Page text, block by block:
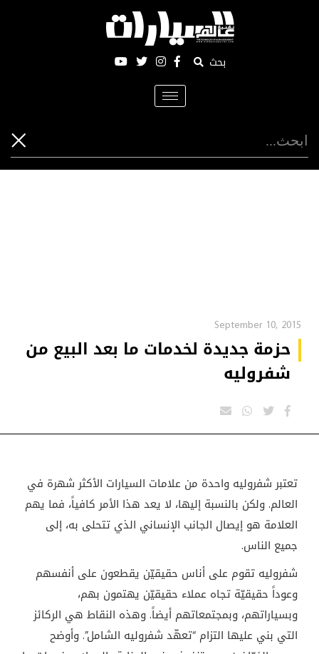
بحث
Toggle
navigation
September 10, 2015
حزمة جديدة لخدمات ما بعد البيع من
شفروليه
تعتبر شفروليه واحدة من علامات السيارات الأكثر شهرة في
العالم. ولكن بالنسبة إليها، لا يعد هذا الأمر كافياً، فما يهم
العلامة هو إيصال الجانب الإنساني الذي تتحلى به، إلى
جميع الناس.
شفروليه تقوم على أناس حقيقيّن يقطعون على أنفسهم
وعوداً حقيقيّة تجاه عملاء حقيقيّن يهتمون بهم،
وبسياراتهم، وبمجتمعاتهم أيضاً. وهذه النقاط هي الركائز
التي بني عليها التزام “تعهّد شفروليه الشامل”. وأوضح